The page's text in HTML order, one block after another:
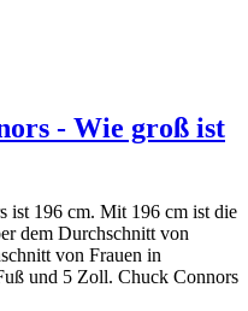
- Wie groß ist
ist 196 cm. Mit 196 cm ist die
dem Durchschnitt von
von Frauen in
und 5 Zoll. Chuck Connors